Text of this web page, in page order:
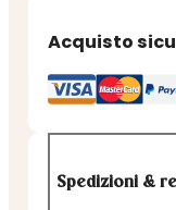
Acquisto
Spedizioni &